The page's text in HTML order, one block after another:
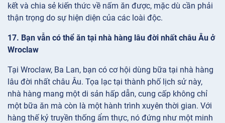
kết và chia sẻ kiến thức về nấm ăn được, mặc dù cần phải
thận trọng do sự hiện diện của các loài độc.
17. Bạn vẫn có thể ăn tại nhà hàng lâu đời nhất châu Âu ở
Wroclaw
Tại Wroclaw, Ba Lan, bạn có cơ hội dùng bữa tại nhà hàng
lâu đời nhất châu Âu. Tọa lạc tại thành phố lịch sử này,
nhà hàng mang một di sản hấp dẫn, cung cấp không chỉ
một bữa ăn mà còn là một hành trình xuyên thời gian. Với
hàng thế kỷ truyền thống ẩm thực, nó đứng như một minh